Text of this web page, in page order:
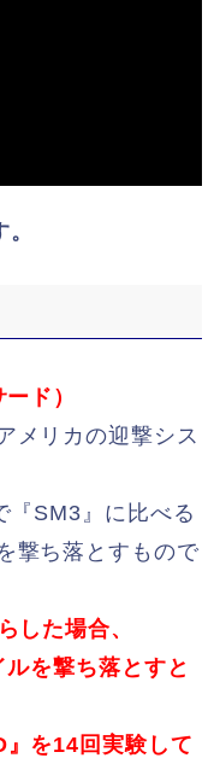
ド）
メリカの迎撃シス
『SM3』に比べる
撃ち落とすもので
した場合、
を撃ち落とすと
を14回実験して